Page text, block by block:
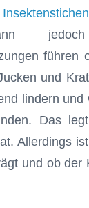
Insektenstichen
führen
und
lindern
Das
Allerdings
und ob der